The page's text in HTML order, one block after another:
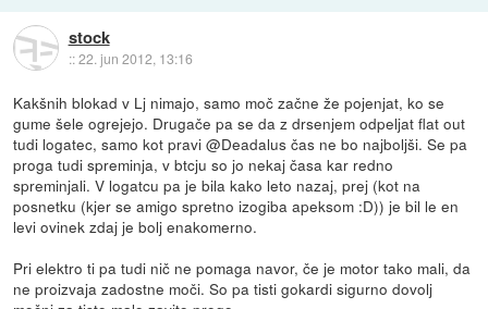
stock
::22. jun 2012, 13:16
Kakšnih blokad v Lj nimajo, samo moč začne že pojenjat, ko se
gume šele ogrejejo. Drugače pa se da z drsenjem odpeljat flat out
tudi logatec, samo kot pravi @Deadalus čas ne bo najboljši. Se pa
proga tudi spreminja, v btcju so jo nekaj časa kar redno
spreminjali. V logatcu pa je bila kako leto nazaj, prej (kot na
posnetku (kjer se amigo spretno izogiba apeksom :D)) je bil le en
levi ovinek zdaj je bolj enakomerno.
Pri elektro ti pa tudi nič ne pomaga navor, če je motor tako mali, da
ne proizvaja zadostne moči. So pa tisti gokardi sigurno dovolj